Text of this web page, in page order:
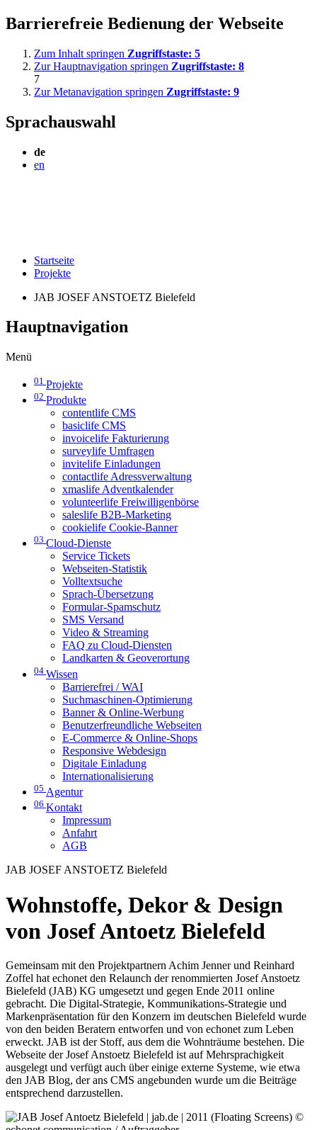
Barrierefreie Bedienung der Webseite
Zum Inhalt springen Zugriffstaste: 5
Zur Hauptnavigation springen Zugriffstaste: 8
7
Zur Metanavigation springen Zugriffstaste: 9
Sprachauswahl
de
en
Startseite
Projekte
JAB JOSEF ANSTOETZ Bielefeld
Hauptnavigation
Menü
01 Projekte
02 Produkte
contentlife CMS
basiclife CMS
invoicelife Fakturierung
surveylife Umfragen
invitelife Einladungen
contactlife Adressverwaltung
xmaslife Adventkalender
volunteerlife Freiwilligenbörse
saleslife B2B-Marketing
cookielife Cookie-Banner
03 Cloud-Dienste
Service Tickets
Webseiten-Statistik
Volltextsuche
Sprach-Übersetzung
Formular-Spamschutz
SMS Versand
Video & Streaming
FAQ zu Cloud-Diensten
Landkarten & Geoverortung
04 Wissen
Barrierefrei / WAI
Suchmaschinen-Optimierung
Banner & Online-Werbung
Benutzerfreundliche Webseiten
E-Commerce & Online-Shops
Responsive Webdesign
Digitale Einladung
Internationalisierung
05 Agentur
06 Kontakt
Impressum
Anfahrt
AGB
JAB JOSEF ANSTOETZ Bielefeld
Wohnstoffe, Dekor & Design
von Josef Antoetz Bielefeld
Gemeinsam mit den Projektpartnern Achim Jenner und Reinhard
Zoffel hat echonet den Relaunch der renommierten Josef Anstoetz
Bielefeld (JAB) KG umgesetzt und gegen Ende 2011 online
gebracht. Die Digital-Strategie, Kommunikations-Strategie und
Markenpräsentation für den Konzern im deutschen Bielefeld wurde
von den beiden Beratern entworfen und von echonet zum Leben
erweckt. JAB ist der Stoff, aus dem die Wohnträume bestehen. Die
Webseite der Josef Anstoetz Bielefeld ist auf Mehrsprachigkeit
ausgelegt und verfügt auch über einige externe Systeme, wie etwa
den JAB Blog, der ans CMS angebunden wurde um die Beiträge
entsprechend darzustellen.